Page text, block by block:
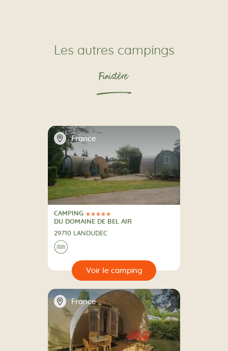
Les autres campings
Finistère
📍 France
5 Étoiles
CAMPING
CAMPING
DU DOMAINE DE BEL AIR
29710 LANDUDEC
Au bord de l'eau
🌊
📍 France